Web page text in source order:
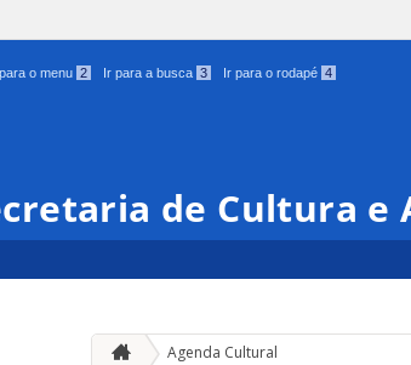
o menu 2 Ir para a busca 3 Ir para o rodapé 4
de Cultura e
Agenda Cultural